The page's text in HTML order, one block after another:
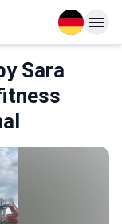
OpenOpen
Sara